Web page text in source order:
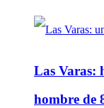
Las Varas:
hombre de